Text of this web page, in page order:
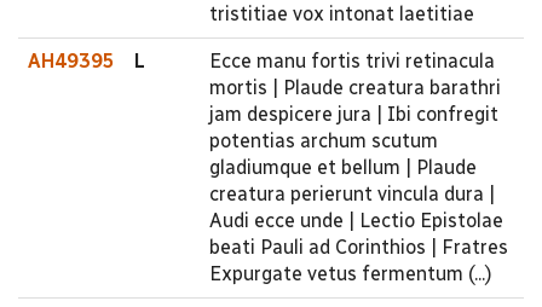
tristitiae vox intonat laetitiae
AH49395 L
Ecce manu fortis trivi retinacula
mortis | Plaude creatura barathri
jam despicere jura | Ibi confregit
potentias archum scutum
gladiumque et bellum | Plaude
creatura perierunt vincula dura |
Audi ecce unde | Lectio Epistolae
beati Pauli ad Corinthios | Fratres
Expurgate vetus fermentum (...)